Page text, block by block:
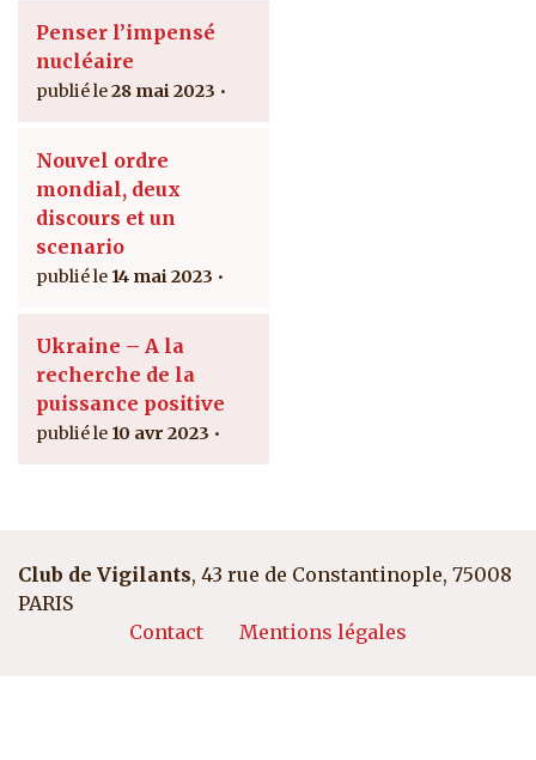
Penser l’impensé
nucléaire
28 mai 2023
Nouvel ordre
mondial, deux
discours et un
scenario
14 mai 2023
Ukraine – A la
recherche de la
puissance positive
10 avr 2023
Club de Vigilants, 43 rue de Constantinople, 75008
PARIS
Pied de page
Contact Mentions légales